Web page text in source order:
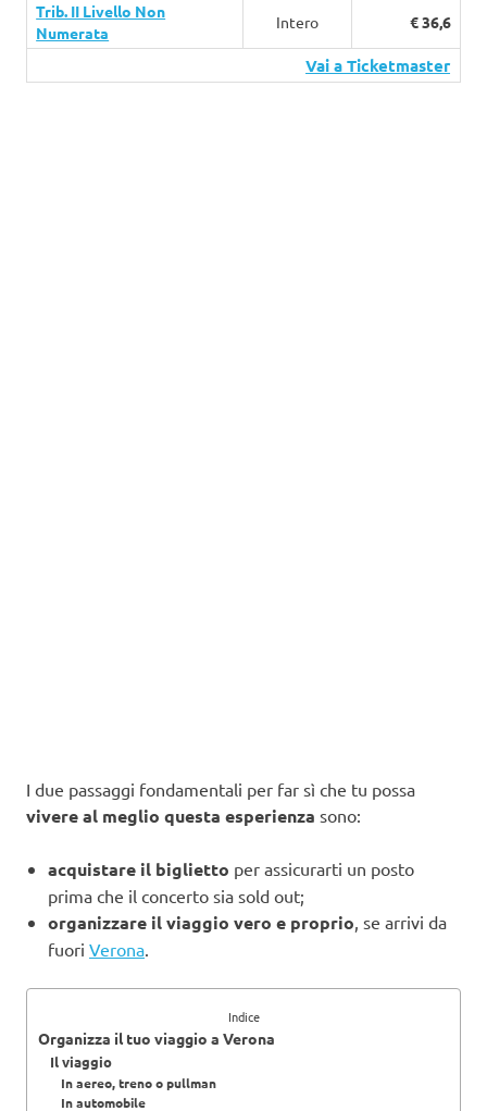
Trib. II Livello Non
Numerata
Intero € 36,6
Vai a Ticketmaster
I due passaggi fondamentali per far sì che tu possa
vivere al meglio questa esperienza sono:
acquistare il biglietto per assicurarti un posto
prima che il concerto sia sold out;
organizzare il viaggio vero e proprio , se arrivi da
fuori Verona
Indice
Organizza il tuo viaggio a Verona
Il viaggio
In aereo, treno o pullman
In automobile